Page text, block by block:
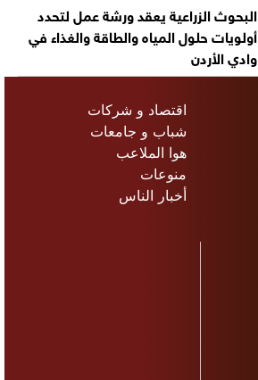
البحوث الزراعية يعقد ورشة عمل لتحدد
أولويات حلول المياه والطاقة والغذاء في
وادي الأردن
اقتصاد و شركات
شباب و جامعات
هوا الملاعب
منوعات
أخبار الناس